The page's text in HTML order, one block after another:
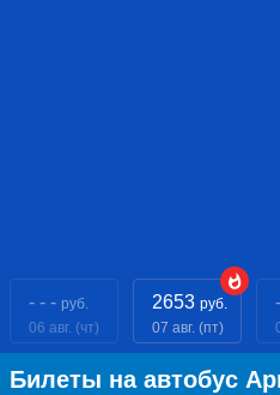
- - - руб.
06 авг. (чт)
2653 руб.
07 авг. (пт)
Билеты на автобус